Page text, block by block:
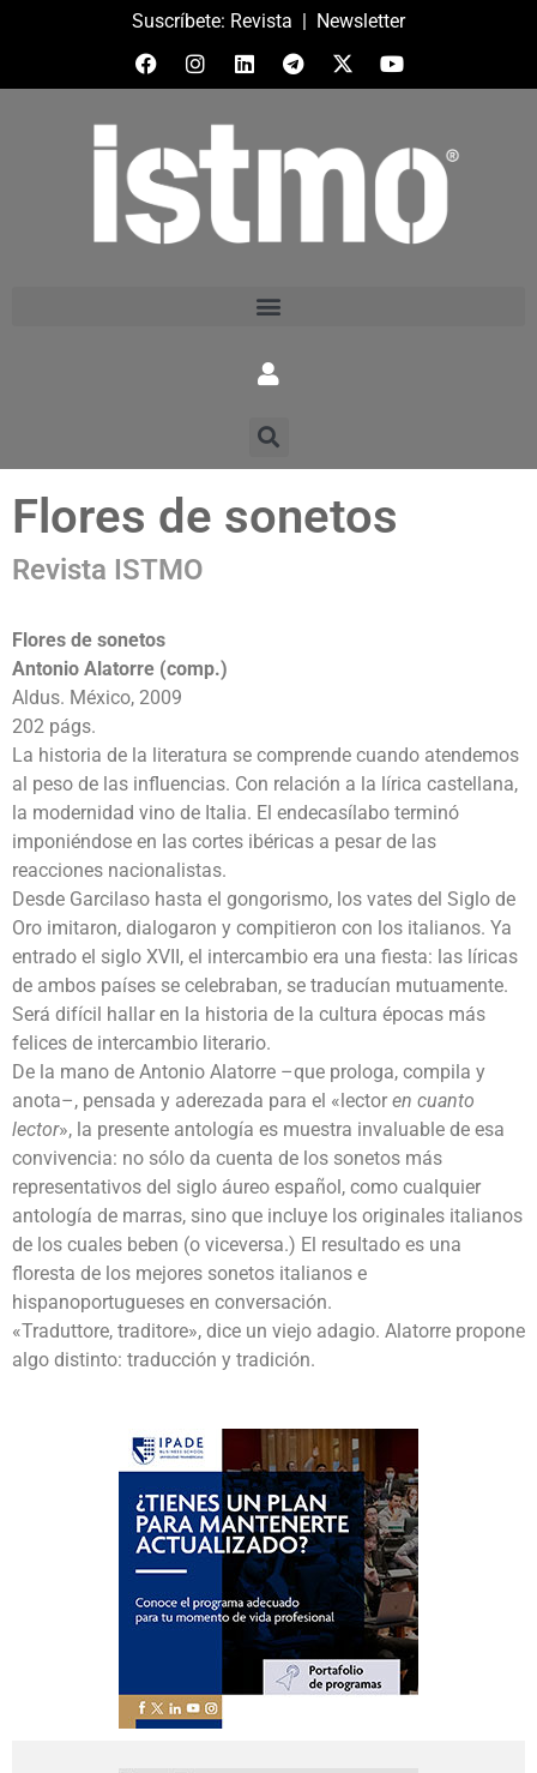
Suscríbete: Revista | Newsletter
Flores de sonetos
Revista ISTMO
Flores de sonetos
Antonio Alatorre (comp.)
Aldus. México, 2009
202 págs.
La historia de la literatura se comprende cuando atendemos
al peso de las influencias. Con relación a la lírica castellana,
la modernidad vino de Italia. El endecasílabo terminó
imponiéndose en las cortes ibéricas a pesar de las
reacciones nacionalistas.
Desde Garcilaso hasta el gongorismo, los vates del Siglo de
Oro imitaron, dialogaron y compitieron con los italianos. Ya
entrado el siglo XVII, el intercambio era una fiesta: las líricas
de ambos países se celebraban, se traducían mutuamente.
Será difícil hallar en la historia de la cultura épocas más
felices de intercambio literario.
De la mano de Antonio Alatorre –que prologa, compila y
anota–, pensada y aderezada para el «lector en cuanto
lector», la presente antología es muestra invaluable de esa
convivencia: no sólo da cuenta de los sonetos más
representativos del siglo áureo español, como cualquier
antología de marras, sino que incluye los originales italianos
de los cuales beben (o viceversa.) El resultado es una
floresta de los mejores sonetos italianos e
hispanoportugueses en conversación.
«Traduttore, traditore», dice un viejo adagio. Alatorre propone
algo distinto: traducción y tradición.